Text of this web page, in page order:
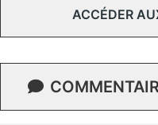
ACCÉDER